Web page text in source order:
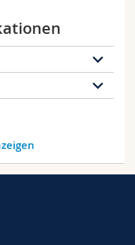
814 Publikationen
santità tra
and
Sancta (1187-